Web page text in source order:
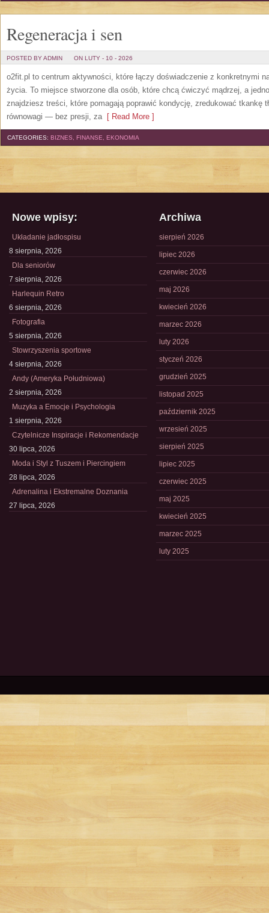
Regeneracja i sen
POSTED BY ADMIN ON LUTY - 10 - 2026
o2fit.pl to centrum aktywności, które łączy doświadczenie z konkretnymi
życia. To miejsce stworzone dla osób, które chcą ćwiczyć mądrzej, a
znajdziesz treści, które pomagają poprawić kondycję, zredukować tkankę
równowagi — bez presji, za[ Read More ]
CATEGORIES: BIZNES, FINANSE, EKONOMIA
Nowe wpisy:
Układanie jadłospisu
8 sierpnia, 2026
Dla seniorów
7 sierpnia, 2026
Harlequin Retro
6 sierpnia, 2026
Fotografia
5 sierpnia, 2026
Stowrzyszenia sportowe
4 sierpnia, 2026
Andy (Ameryka Południowa)
2 sierpnia, 2026
Muzyka a Emocje i Psychologia
1 sierpnia, 2026
Czytelnicze Inspiracje i Rekomendacje
30 lipca, 2026
Moda i Styl z Tuszem i Piercingiem
28 lipca, 2026
Adrenalina i Ekstremalne Doznania
27 lipca, 2026
Archiwa
sierpień 2026
lipiec 2026
czerwiec 2026
maj 2026
kwiecień 2026
marzec 2026
luty 2026
styczeń 2026
grudzień 2025
listopad 2025
październik 2025
wrzesień 2025
sierpień 2025
lipiec 2025
czerwiec 2025
maj 2025
kwiecień 2025
marzec 2025
luty 2025